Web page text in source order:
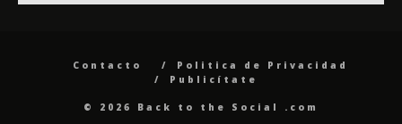
Contacto
Politica de Privacidad
Publicítate
© 2026 Back to the Social .com